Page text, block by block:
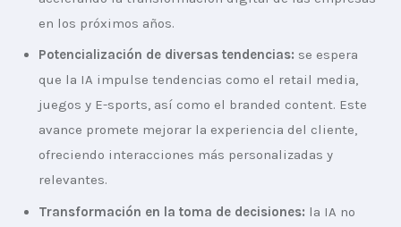
en los próximos años.
Potencialización de diversas tendencias: se espera
que la IA impulse tendencias como el retail media,
juegos y E-sports, así como el branded content. Este
avance promete mejorar la experiencia del cliente,
ofreciendo interacciones más personalizadas y
relevantes.
Transformación en la toma de decisiones: la IA no